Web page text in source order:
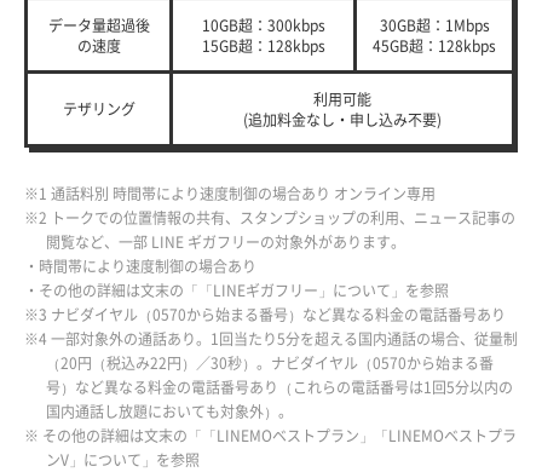
データ量超過後
の速度
10GB超：300kbps
15GB超：128kbps
30GB超：1Mbps
45GB超：128kbps
テザリング
利用可能
(追加料金なし・申し込み不要)
※1 通話料別 時間帯により速度制御の場合あり オンライン専用
※2 トークでの位置情報の共有、スタンプショップの利用、ニュース記事の
閲覧など、一部 LINE ギガフリーの対象外があります。
・時間帯により速度制御の場合あり
・その他の詳細は文末の「「LINEギガフリー」について」を参照
※3 ナビダイヤル（0570から始まる番号）など異なる料金の電話番号あり
※4 一部対象外の通話あり。1回当たり5分を超える国内通話の場合、従量制
（20円（税込み22円）／30秒）。ナビダイヤル（0570から始まる番
号）など異なる料金の電話番号あり（これらの電話番号は1回5分以内の
国内通話し放題においても対象外）。
※ その他の詳細は文末の「「LINEMOベストプラン」「LINEMOベストプラ
ンV」について」を参照